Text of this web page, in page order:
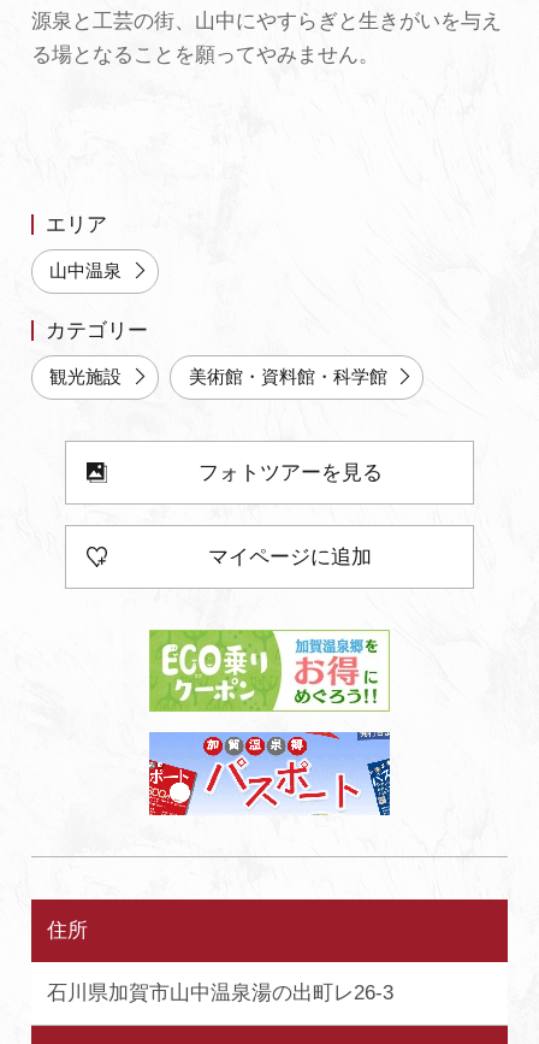
お知らせ
動画を見る
プライバシーポリシー
源泉と工芸の街、山中にやすらぎと生きがいを与え
る場となることを願ってやみません。
エリア
山中温泉
カテゴリー
観光施設 美術館・資料館・科学館
フォトツアーを見る
マイページに追加
住所
石川県加賀市山中温泉湯の出町レ26-3